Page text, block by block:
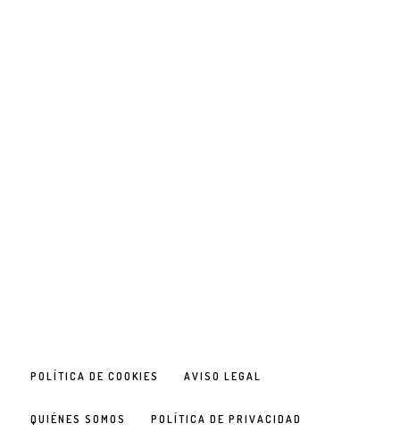
POLÍTICA DE COOKIES AVISO LEGAL
QUIÉNES SOMOS POLÍTICA DE PRIVACIDAD